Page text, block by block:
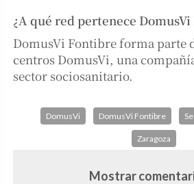
¿A qué red pertenece
DomusVi Fontibre forma parte
centros DomusVi, una
sector sociosanitario.
DomusVi DomusVi Fontibre
Zaragoza
Mostrar